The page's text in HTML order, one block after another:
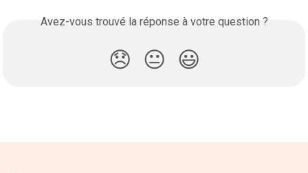
Avez-vous trouvé la réponse à votre question ?
😞 😐 😃